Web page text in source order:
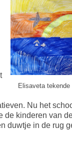
Elisaveta tekende
Nu het
de kinderen van
duwtje in de rug